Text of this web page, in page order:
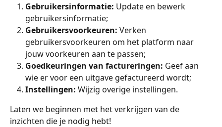
Gebruikersinformatie: Update en bewerk
gebruikersinformatie;
Gebruikersvoorkeuren: Verken
gebruikersvoorkeuren om het platform naar
jouw voorkeuren aan te passen;
Goedkeuringen van factureringen: Geef aan
wie er voor een uitgave gefactureerd wordt;
Instellingen: Wijzig overige instellingen.
Laten we beginnen met het verkrijgen van de
inzichten die je nodig hebt!